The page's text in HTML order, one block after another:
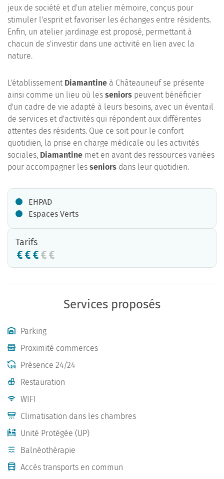
jeux de société et d'un atelier mémoire, conçus pour
stimuler l'esprit et favoriser les échanges entre résidents.
Enfin, un atelier jardinage est proposé, permettant à
chacun de s'investir dans une activité en lien avec la
nature.
L'établissement Diamantine à Châteauneuf se présente
ainsi comme un lieu où les seniors peuvent bénéficier
d'un cadre de vie adapté à leurs besoins, avec un éventail
de services et d'activités qui répondent aux différentes
attentes des résidents. Que ce soit pour le confort
quotidien, la prise en charge médicale ou les activités
sociales, Diamantine met en avant des ressources variées
pour accompagner les seniors dans leur quotidien.
EHPAD
Espaces Verts
Tarifs
Services proposés
Parking
Proximité commerces
Présence 24/24
Restauration
WIFI
Climatisation dans les chambres
Unité Protégée (UP)
Balnéothérapie
Accès transports en commun